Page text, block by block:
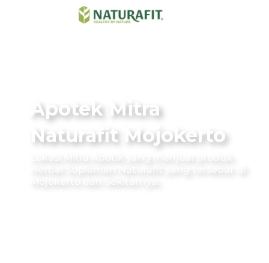
Apotek Mitra
Naturafit Mojokerto